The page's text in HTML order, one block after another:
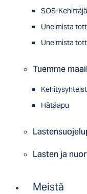
SOS-
Unelmista
Unelmista
Tuemme
Hätäapu
Lasten ja
Meistä